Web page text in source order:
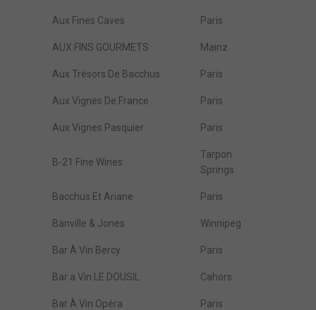
Aux Fines Caves Paris
AUX FINS GOURMETS Mainz
Aux Trésors De Bacchus Paris
Aux Vignes De France Paris
Aux Vignes Pasquier Paris
B-21 Fine Wines
Tarpon
Springs
Bacchus Et Ariane Paris
Banville & Jones Winnipeg
Bar À Vin Bercy Paris
Bar a Vin LE DOUSIL Cahors
Bar À Vin Opéra Paris